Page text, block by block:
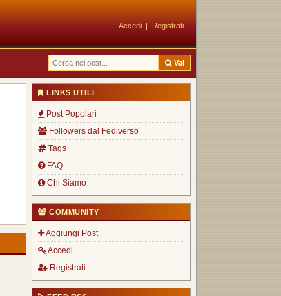
Accedi | Registrati
Vai
LINKS UTILI
Post Popolari
Followers dal Fediverso
Tags
FAQ
Chi Siamo
COMMUNITY
Aggiungi Post
Accedi
Registrati